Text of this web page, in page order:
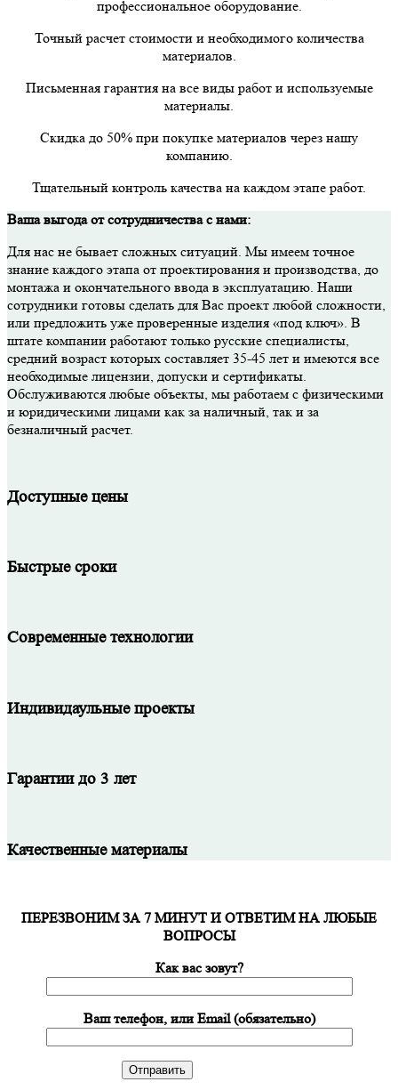
профессиональное оборудование.
Точный расчет стоимости и необходимого количества
материалов.
Письменная гарантия на все виды работ и используемые
материалы.
Скидка до 50% при покупке материалов через нашу
компанию.
Тщательный контроль качества на каждом этапе работ.
Ваша выгода от сотрудничества с нами:
Для нас не бывает сложных ситуаций. Мы имеем точное
знание каждого этапа от проектирования и производства, до
монтажа и окончательного ввода в эксплуатацию. Наши
сотрудники готовы сделать для Вас проект любой сложности,
или предложить уже проверенные изделия «под ключ». В
штате компании работают только русские специалисты,
средний возраст которых составляет 35-45 лет и имеются все
необходимые лицензии, допуски и сертификаты.
Обслуживаются любые объекты, мы работаем с физическими
и юридическими лицами как за наличный, так и за
безналичный расчет.
Доступные цены
Быстрые сроки
Современные технологии
Индивидаульные проекты
Гарантии до 3 лет
Качественные материалы
ПЕРЕЗВОНИМ ЗА 7 МИНУТ И ОТВЕТИМ НА ЛЮБЫЕ
ВОПРОСЫ
Как вас зовут?
Ваш телефон, или Email (обязательно)